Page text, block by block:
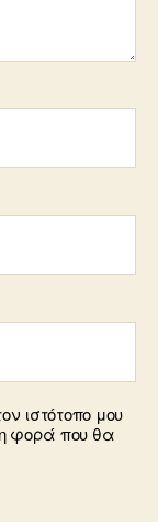
ιστότοπο μου
φορά που θα